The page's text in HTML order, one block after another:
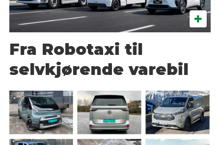
Fra Robotaxi til
selvkjørende varebil